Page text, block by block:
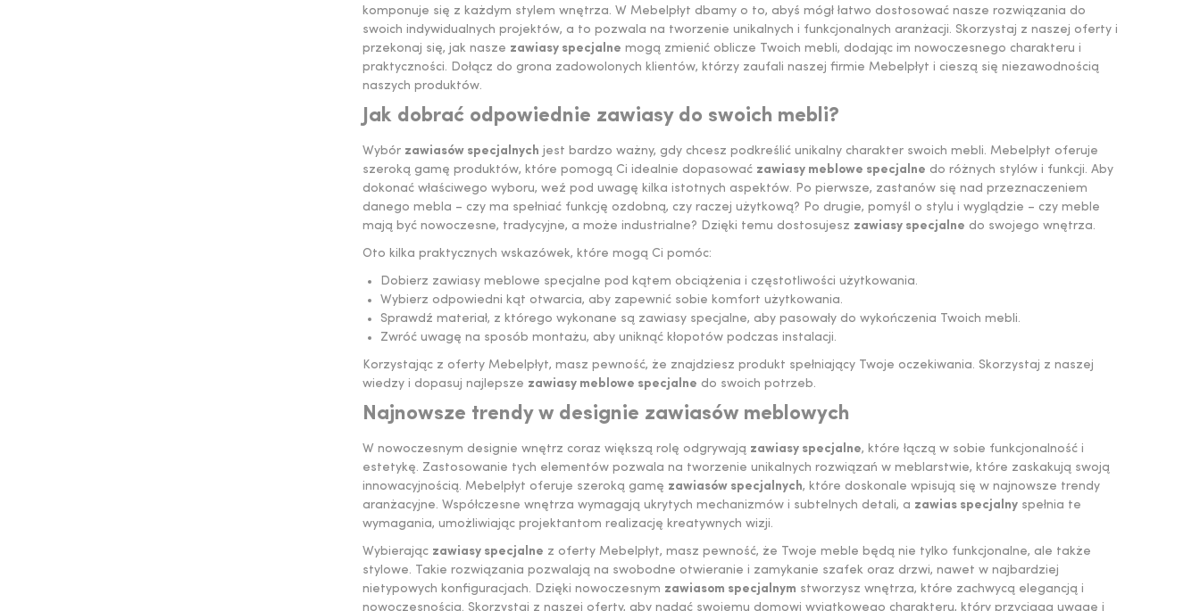
komponuje się z każdym stylem wnętrza. W Mebelpłyt dbamy o to, abyś mógł łatwo dostosować nasze rozwiązania do
swoich indywidualnych projektów, a to pozwala na tworzenie unikalnych i funkcjonalnych aranżacji. Skorzystaj z naszej oferty i
przekonaj się, jak nasze zawiasy specjalne mogą zmienić oblicze Twoich mebli, dodając im nowoczesnego charakteru i
praktyczności. Dołącz do grona zadowolonych klientów, którzy zaufali naszej firmie Mebelpłyt i cieszą się niezawodnością
naszych produktów.
Jak dobrać odpowiednie zawiasy do swoich mebli?
Wybór zawiasów specjalnych jest bardzo ważny, gdy chcesz podkreślić unikalny charakter swoich mebli. Mebelpłyt oferuje
szeroką gamę produktów, które pomogą Ci idealnie dopasować zawiasy meblowe specjalne do różnych stylów i funkcji. Aby
dokonać właściwego wyboru, weź pod uwagę kilka istotnych aspektów. Po pierwsze, zastanów się nad przeznaczeniem
danego mebla – czy ma spełniać funkcję ozdobną, czy raczej użytkową? Po drugie, pomyśl o stylu i wyglądzie – czy meble
mają być nowoczesne, tradycyjne, a może industrialne? Dzięki temu dostosujesz zawiasy specjalne do swojego wnętrza.
Oto kilka praktycznych wskazówek, które mogą Ci pomóc:
Dobierz zawiasy meblowe specjalne pod kątem obciążenia i częstotliwości użytkowania.
Wybierz odpowiedni kąt otwarcia, aby zapewnić sobie komfort użytkowania.
Sprawdź materiał, z którego wykonane są zawiasy specjalne, aby pasowały do wykończenia Twoich mebli.
Zwróć uwagę na sposób montażu, aby uniknąć kłopotów podczas instalacji.
Korzystając z oferty Mebelpłyt, masz pewność, że znajdziesz produkt spełniający Twoje oczekiwania. Skorzystaj z naszej
wiedzy i dopasuj najlepsze zawiasy meblowe specjalne do swoich potrzeb.
Najnowsze trendy w designie zawiasów meblowych
W nowoczesnym designie wnętrz coraz większą rolę odgrywają zawiasy specjalne, które łączą w sobie funkcjonalność i
estetykę. Zastosowanie tych elementów pozwala na tworzenie unikalnych rozwiązań w meblarstwie, które zaskakują swoją
innowacyjnością. Mebelpłyt oferuje szeroką gamę zawiasów specjalnych, które doskonale wpisują się w najnowsze trendy
aranżacyjne. Współczesne wnętrza wymagają ukrytych mechanizmów i subtelnych detali, a zawias specjalnyspełnia te
wymagania, umożliwiając projektantom realizację kreatywnych wizji.
Wybierając zawiasy specjalne z oferty Mebelpłyt, masz pewność, że Twoje meble będą nie tylko funkcjonalne, ale także
stylowe. Takie rozwiązania pozwalają na swobodne otwieranie i zamykanie szafek oraz drzwi, nawet w najbardziej
nietypowych konfiguracjach. Dzięki nowoczesnym zawiasom specjalnym stworzysz wnętrza, które zachwycą elegancją i
nowoczesnością. Skorzystaj z naszej oferty, aby nadać swojemu domowi wyjątkowego charakteru, który przyciąga uwagę i